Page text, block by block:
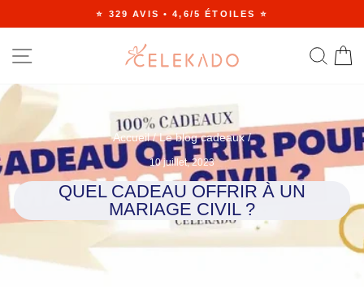
Diaporama
⭐ 329 AVIS • 4,6/5 ÉTOILES ⭐
NAVIGATION
Accueil / Le blog cadeaux /
10 juillet, 2023
QUEL CADEAU OFFRIR À UN
MARIAGE CIVIL ?